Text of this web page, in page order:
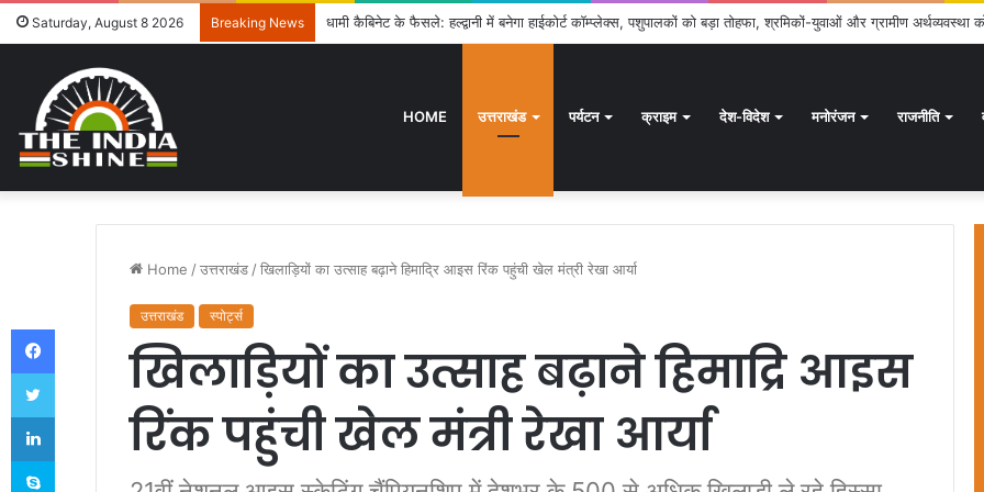
Saturday, August 8 2026 Breaking News उत्तराखंड में विशेष गहन पुनरीक्षण अभियान जारी, 24.30 लाख में से 20.27 लाख मतदाताओं तक पहुंचे नोटिस: सीईओ
HOME उत्तराखंड पर्यटन क्राइम देश-विदेश मनोरंजन राजनीति
Home /उत्तराखंड /खिलाड़ियों का उत्साह बढ़ाने हिमाद्रि आइस रिंक पहुंची खेल मंत्री रेखा आर्या
उत्तराखंड स्पोर्ट्स
खिलाड़ियों का उत्साह बढ़ाने हिमाद्रि आइस
रिंक पहुंची खेल मंत्री रेखा आर्या